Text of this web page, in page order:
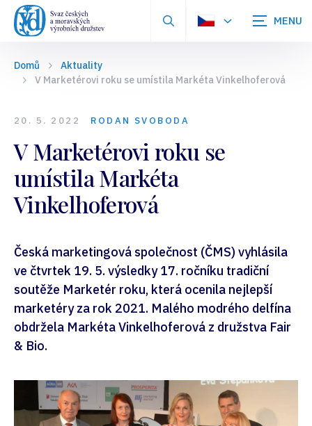
Zobrazit
Domů
Aktuality
V Marketérovi roku se umístila Markéta Vinkelhoferová
20. 5. 2022 RODAN SVOBODA
V Marketérovi roku se
umístila Markéta
Vinkelhoferová
Česká marketingová společnost (ČMS) vyhlásila
ve čtvrtek 19. 5. výsledky 17. ročníku tradiční
soutěže Marketér roku, která ocenila nejlepší
marketéry za rok 2021. Malého modrého delfína
obdržela Markéta Vinkelhoferová z družstva Fair
& Bio.